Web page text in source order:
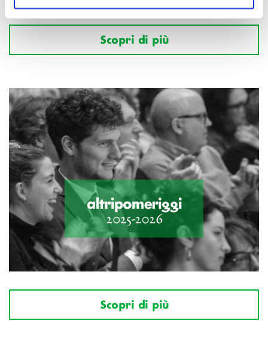
Scopri di più
Scopri di più